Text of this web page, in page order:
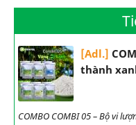
[Adl.]
thành
COMBO COMBI 05 – Bộ vi